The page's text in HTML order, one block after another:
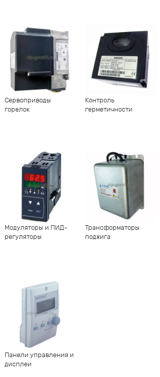
Сервоприводы
горелок
Контроль
герметичности
Модуляторы и ПИД-
регуляторы
Трансформаторы
поджига
Панели управления и
дисплеи